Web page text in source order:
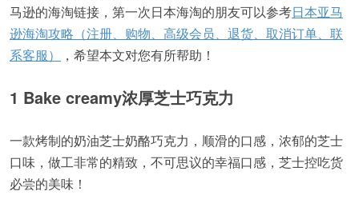
马逊的海淘链接，第一次日本海淘的朋友可以参考日本亚马
逊海淘攻略（注册、购物、高级会员、退货、取消订单、联
系客服）
，希望本文对您有所帮助！
1 Bake creamy浓厚芝士巧克力
一款烤制的奶油芝士奶酪巧克力，顺滑的口感，浓郁的芝士
口味，做工非常的精致，不可思议的幸福口感，芝士控吃货
必尝的美味！